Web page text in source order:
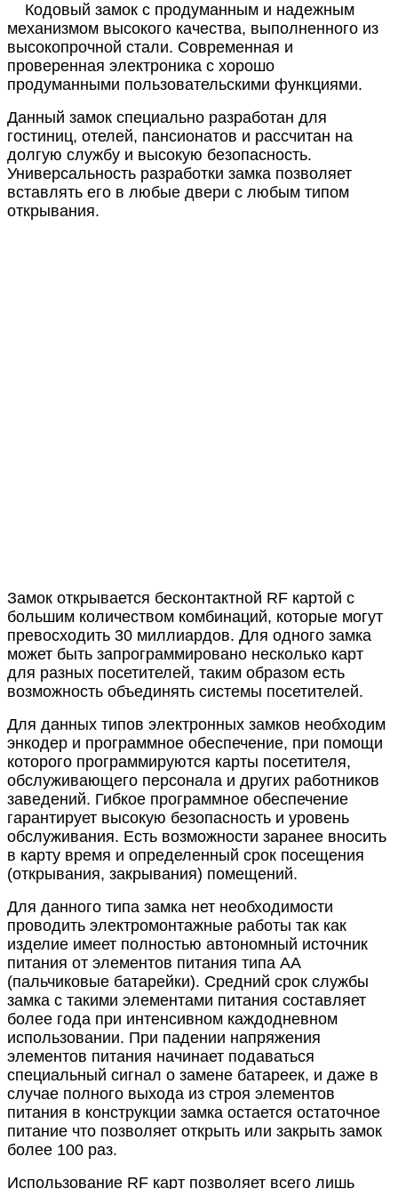
Кодовый замок с продуманным и надежным
механизмом высокого качества, выполненного из
высокопрочной стали. Современная и
проверенная электроника с хорошо
продуманными пользовательскими функциями.
Данный замок специально разработан для
гостиниц, отелей, пансионатов и рассчитан на
долгую службу и высокую безопасность.
Универсальность разработки замка позволяет
вставлять его в любые двери с любым типом
открывания.
Замок открывается бесконтактной RF картой с
большим количеством комбинаций, которые могут
превосходить 30 миллиардов. Для одного замка
может быть запрограммировано несколько карт
для разных посетителей, таким образом есть
возможность объединять системы посетителей.
Для данных типов электронных замков необходим
энкодер и программное обеспечение, при помощи
которого программируются карты посетителя,
обслуживающего персонала и других работников
заведений. Гибкое программное обеспечение
гарантирует высокую безопасность и уровень
обслуживания. Есть возможности заранее вносить
в карту время и определенный срок посещения
(открывания, закрывания) помещений.
Для данного типа замка нет необходимости
проводить электромонтажные работы так как
изделие имеет полностью автономный источник
питания от элементов питания типа АА
(пальчиковые батарейки). Средний срок службы
замка с такими элементами питания составляет
более года при интенсивном каждодневном
использовании. При падении напряжения
элементов питания начинает подаваться
специальный сигнал о замене батареек, и даже в
случае полного выхода из строя элементов
питания в конструкции замка остается остаточное
питание что позволяет открыть или закрыть замок
более 100 раз.
Использование RF карт позволяет всего лишь